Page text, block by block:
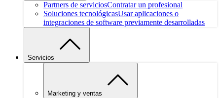
Partners de serviciosContratar un profesional
Soluciones tecnológicasUsar aplicaciones o
integraciones de software previamente desarrolladas
Servicios
Marketing y ventas